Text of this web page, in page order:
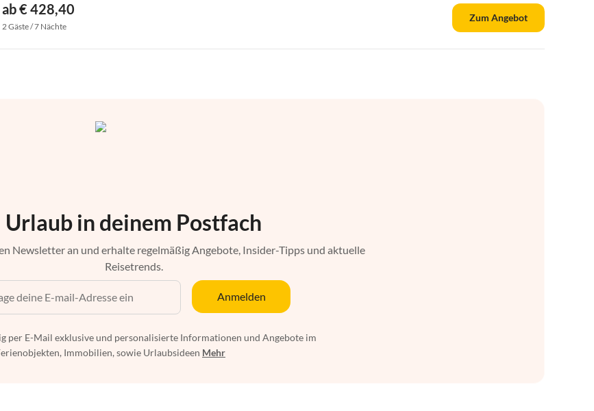
ab € 428,40
2 Gäste / 7 Nächte
Zum Angebot
Urlaub in deinem Postfach
Newsletter an und erhalte regelmäßig Angebote, Insider-Tipps und aktuelle
Reisetrends.
Anmelden
per E-Mail exklusive und personalisierte Informationen und Angebote im
Immobilien, sowie Urlaubsideen Mehr